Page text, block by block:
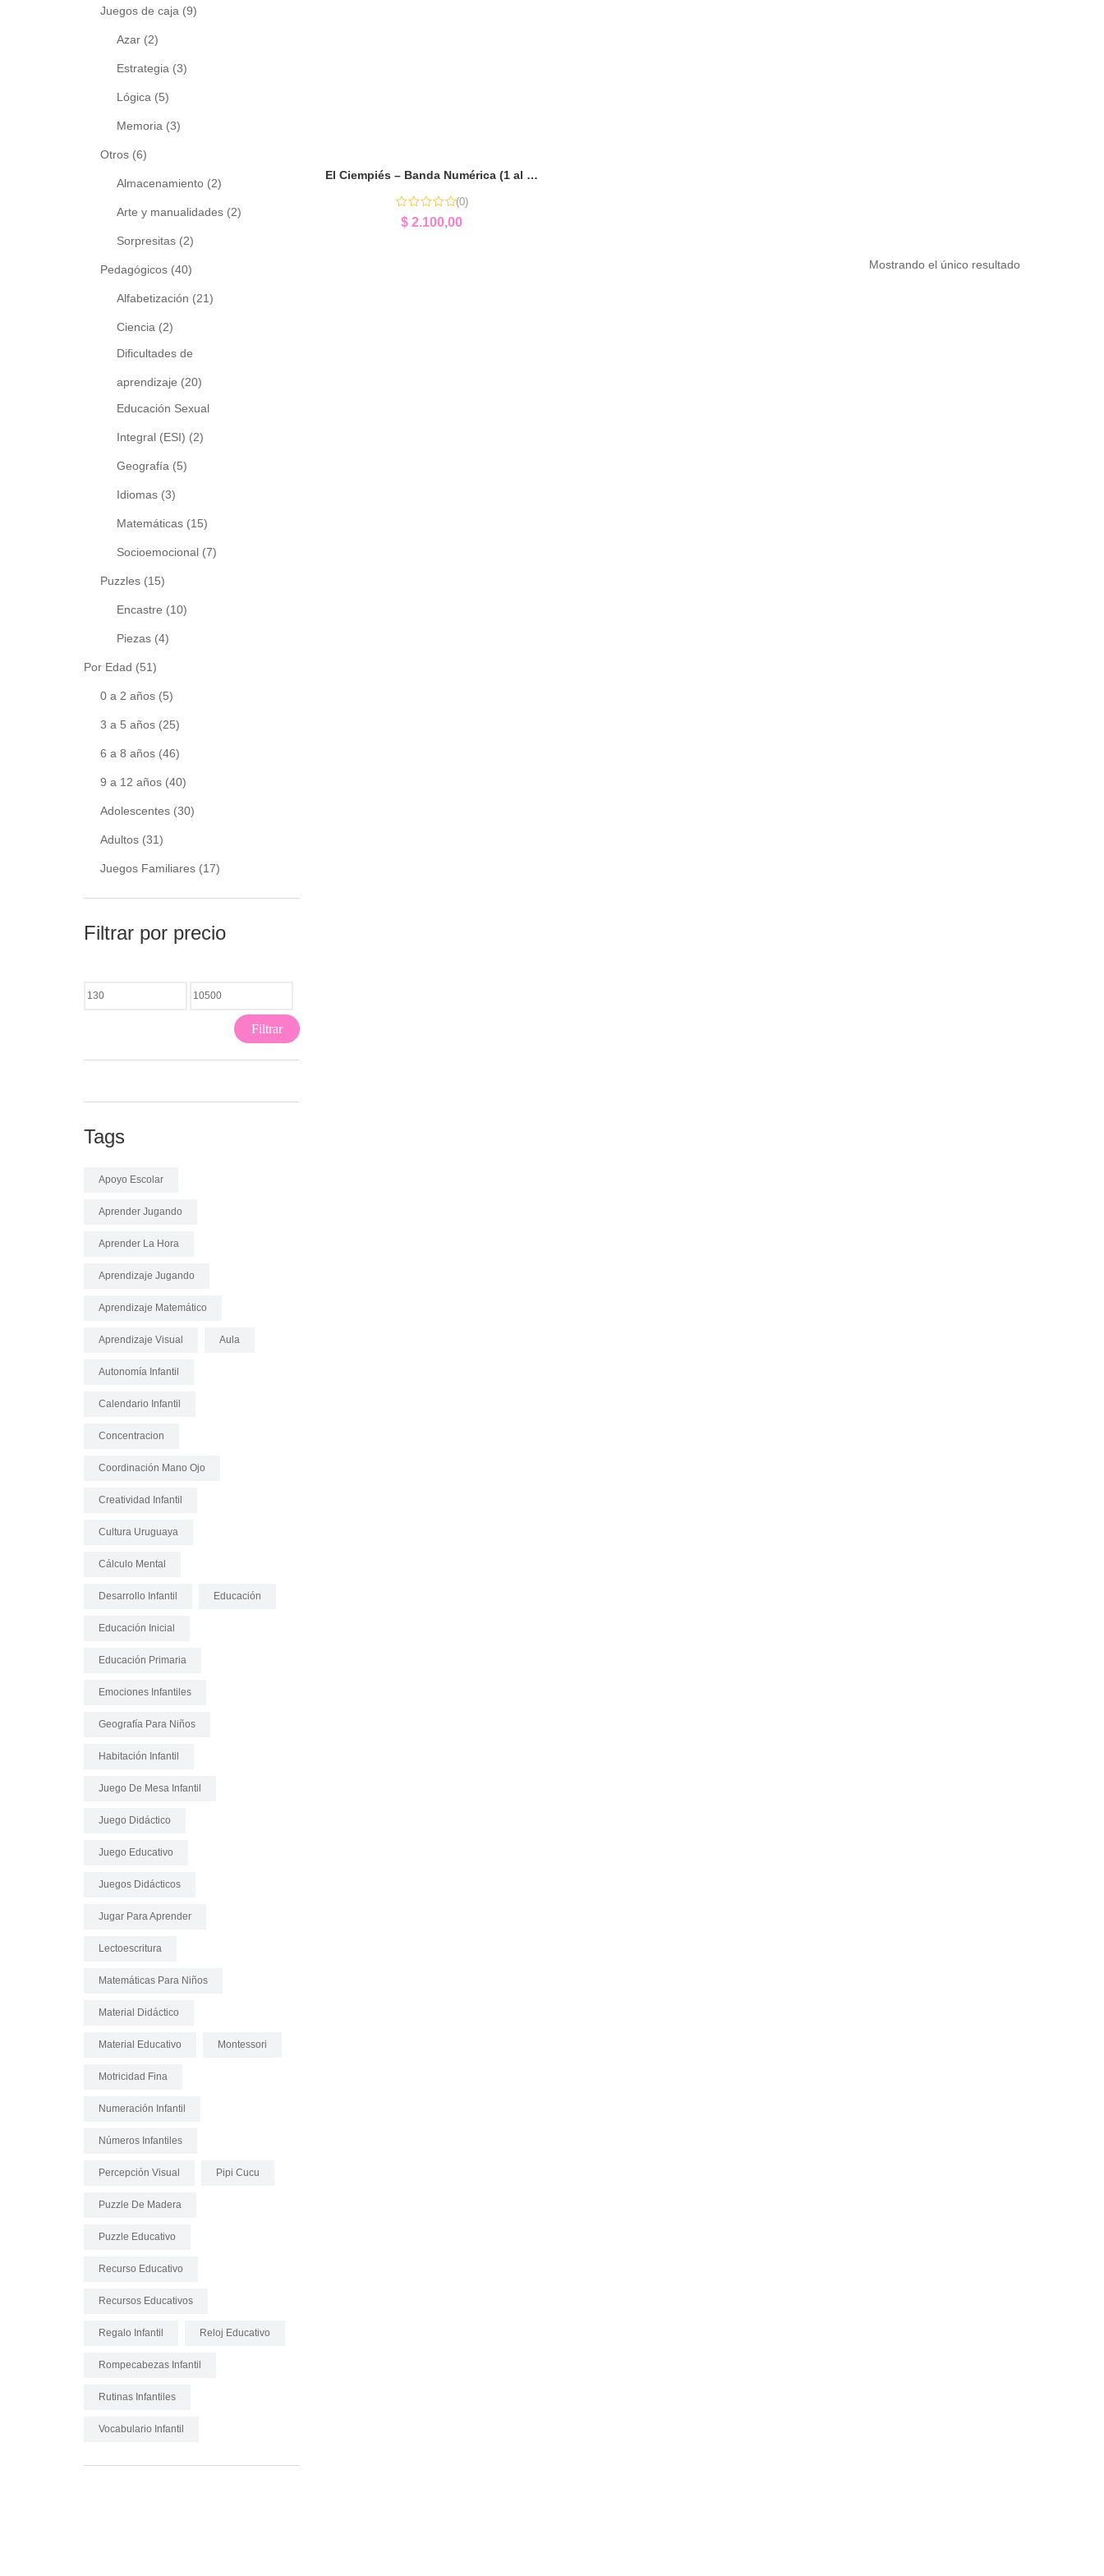
Juegos de caja (9)
Azar (2)
Estrategia (3)
Lógica (5)
Memoria (3)
Otros (6)
Almacenamiento (2)
Arte y manualidades (2)
Sorpresitas (2)
Pedagógicos (40)
Alfabetización (21)
Ciencia (2)
Dificultades de
aprendizaje (20)
Educación Sexual
Integral (ESI) (2)
Geografía (5)
Idiomas (3)
Matemáticas (15)
Socioemocional (7)
Puzzles (15)
Encastre (10)
Piezas (4)
Por Edad (51)
0 a 2 años (5)
3 a 5 años (25)
6 a 8 años (46)
9 a 12 años (40)
Adolescentes (30)
Adultos (31)
Juegos Familiares (17)
Filtrar por precio
Filtrar
Tags
Apoyo Escolar
Aprender Jugando
Aprender La Hora
Aprendizaje Jugando
Aprendizaje Matemático
Aprendizaje Visual Aula
Autonomía Infantil
Calendario Infantil
Concentracion
Coordinación Mano Ojo
Creatividad Infantil
Cultura Uruguaya
Cálculo Mental
Desarrollo Infantil Educación
Educación Inicial
Educación Primaria
Emociones Infantiles
Geografía Para Niños
Habitación Infantil
Juego De Mesa Infantil
Juego Didáctico
Juego Educativo
Juegos Didácticos
Jugar Para Aprender
Lectoescritura
Matemáticas Para Niños
Material Didáctico
Material Educativo Montessori
Motricidad Fina
Numeración Infantil
Números Infantiles
Percepción Visual Pipi Cucu
Puzzle De Madera
Puzzle Educativo
Recurso Educativo
Recursos Educativos
Regalo Infantil Reloj Educativo
Rompecabezas Infantil
Rutinas Infantiles
Vocabulario Infantil
El Ciempiés – Banda Numérica (1 al 10) | Aprender Jugando con Números
(0)
$ 2.100,00
Mostrando el único resultado